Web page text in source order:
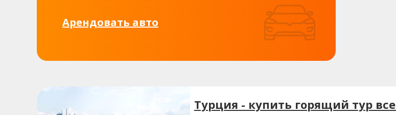
Арендовать авто
Турция - купить горящий тур